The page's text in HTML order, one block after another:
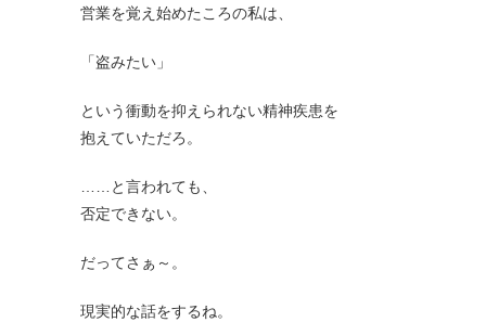
営業を覚え始めたころの私は、
「盗みたい」
という衝動を抑えられない精神疾患を
抱えていただろ。
……と言われても、
否定できない。
だってさぁ～。
現実的な話をするね。